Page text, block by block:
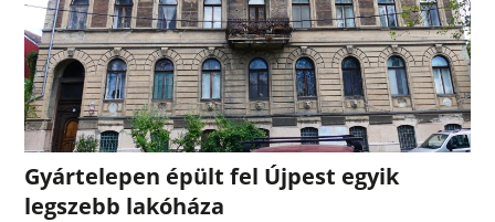
Gyártelepen épült fel Újpest egyik
legszebb lakóháza